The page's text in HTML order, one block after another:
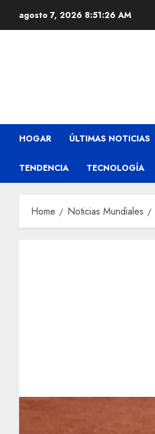
agosto 7, 2026 8:51:27 AM
HOGAR ÚLTIMAS NOTICIAS
TENDENCIA TECNOLOGÍA
Home Noticias Mundiales